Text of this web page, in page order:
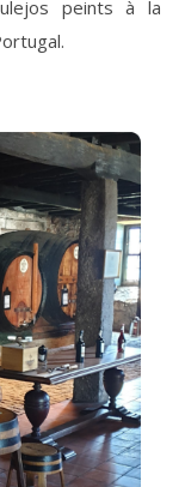
peints à la